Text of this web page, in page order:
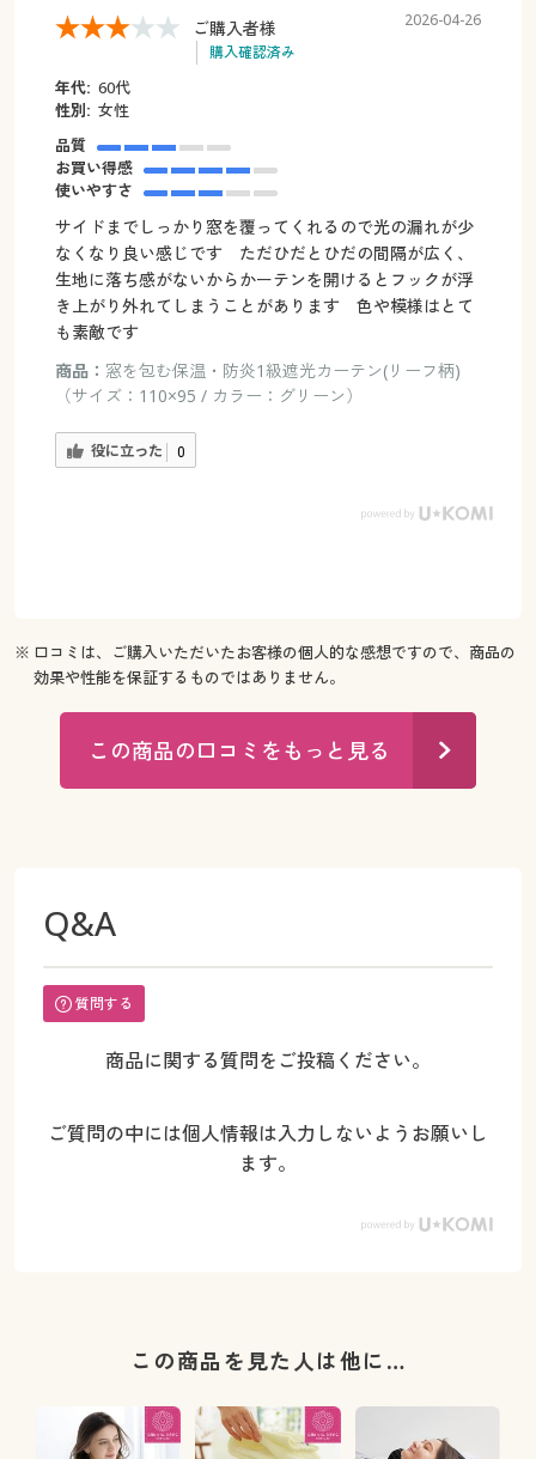
ご購入者様
購入確認済み
2026-04-26
年代: 60代
性別: 女性
品質
お買い得感
使いやすさ
サイドまでしっかり窓を覆ってくれるので光の漏れが少
なくなり良い感じです ただひだとひだの間隔が広く、
生地に落ち感がないからかーテンを開けるとフックが浮
き上がり外れてしまうことがあります 色や模様はとて
も素敵です
商品： 窓を包む保温・防炎1級遮光カーテン(リーフ柄)
（サイズ：110×95 / カラー：グリーン）
役に立った 0
※ 口コミは、ご購入いただいたお客様の個人的な感想ですので、商品の
効果や性能を保証するものではありません。
この商品の口コミをもっと見る
Q&A
質問する
商品に関する質問をご投稿ください。
ご質問の中には個人情報は入力しないようお願いし
ます。
この商品を見た人は他に…